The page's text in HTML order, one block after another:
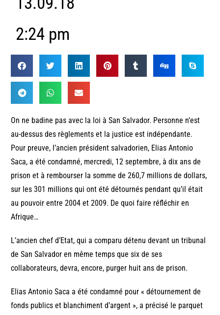
2:24 pm
On ne badine pas avec la loi à San Salvador. Personne n’est
au-dessus des règlements et la justice est indépendante.
Pour preuve, l’ancien président salvadorien, Elias Antonio
Saca, a été condamné, mercredi, 12 septembre, à dix ans de
prison et à rembourser la somme de 260,7 millions de dollars,
sur les 301 millions qui ont été détournés pendant qu’il était
au pouvoir entre 2004 et 2009. De quoi faire réfléchir en
Afrique…
L’ancien chef d’Etat, qui a comparu détenu devant un tribunal
de San Salvador en même temps que six de ses
collaborateurs, devra, encore, purger huit ans de prison.
Elias Antonio Saca a été condamné pour « détournement de
fonds publics et blanchiment d’argent », a précisé le parquet